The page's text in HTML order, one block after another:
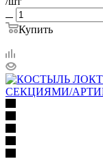
Купить